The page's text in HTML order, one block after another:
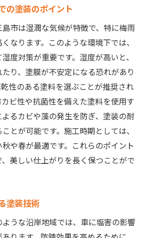
の塗装のポイント
市は湿潤な気候が特徴で、特に梅雨
なります。このような環境下では、
度対策が重要です。湿度が高いと、
り、塗膜が不安定になる恐れがあり
性のある塗料を選ぶことが推奨され
ビ性や抗菌性を備えた塗料を使用す
るカビや藻の発生を防ぎ、塗装の耐
とが可能です。施工時期としては、
や春が最適です。これらのポイント
美しい仕上がりを長く保つことがで
塗装技術
うな沿岸地域では、車に塩害の影響